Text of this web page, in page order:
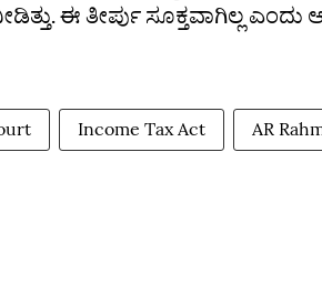
ಈ ತೀರ್ಪು ಸೂಕ್ತವಾಗಿಲ್ಲ
Income Tax Act AR